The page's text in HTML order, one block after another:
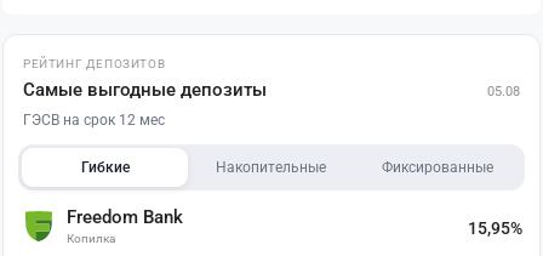
РЕЙТИНГ ДЕПОЗИТОВ
Самые выгодные депозиты 05.08
ГЭСВ на срок 12 мес
Гибкие Накопительные Фиксированные
Freedom Bank
Копилка
15,95%